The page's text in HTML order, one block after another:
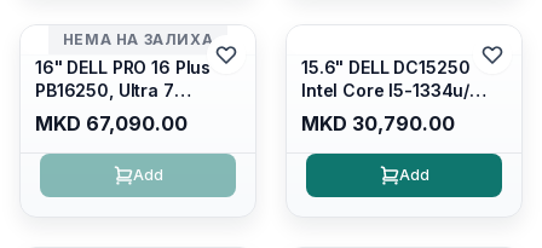
Win 11 Home/
НЕМА НА ЗАЛИХА
16" DELL PRO 16 Plus
PB16250, Ultra 7
265U/16GB RAM (1x
16GB) 5600 Mhz DDR5/
512GB SSD M.2 Nvme/
/cam+mic,bt/backlit KB
MKD 67,090.00
Add
15.6" DELL DC15250
Intel Core I5-1334u/
16GB DDR4 (1x16gb
2666mhz)/ 512GB SSD
M.2 Nvme/ Intel UHD
Graphics/ 120Hz Anti-
MKD 30,790.00
Add